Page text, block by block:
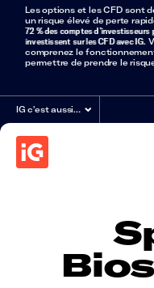
Les options et les CFD sont
un risque élevé de perte
72 % des comptes d’investisseurs
investissent sur les CFD avec IG.
comprenez le
permettre de prendre le
IG c'est aussi…